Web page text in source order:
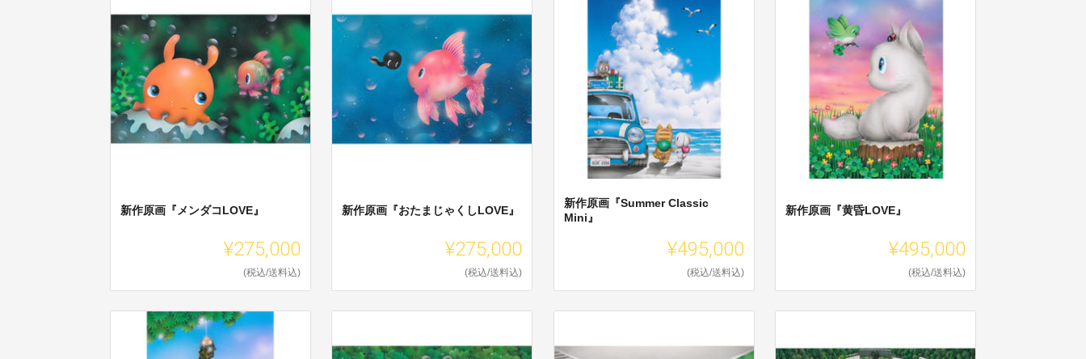
新作原画『メンダコLOVE』
¥275,000
(税込/送料込)
新作原画『おたまじゃくしLOVE』
¥275,000
(税込/送料込)
新作原画『Summer Classic
Mini』
¥495,000
(税込/送料込)
新作原画『黄昏LOVE』
¥495,000
(税込/送料込)